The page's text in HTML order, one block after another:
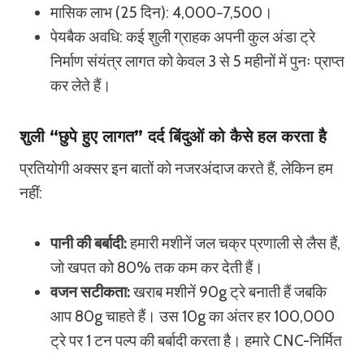
मासिक लाभ (25 दिन): 4,000−7,500।
पेयबैक अवधि: कई शुली ग्राहक अपनी कुल अंडा ट्रे
निर्माण संयंत्र लागत को केवल 3 से 5 महीनों में पुनः प्राप्त
कर लेते हैं।
शुली “छुपे हुए लागत” दर्द बिंदुओं को कैसे हल करता है
प्रतियोगी अक्सर इन बातों को नजरअंदाज करते हैं, लेकिन हम
नहीं:
पानी की बर्बादी:हमारी मशीनें जल चक्र प्रणाली से लैस हैं,
जो खपत को 80% तक कम कर देती हैं।
वजन सटीकता:खराब मशीनें 90g ट्रे बनाती हैं जबकि
आप 80g चाहते हैं। उस 10g का अंतर हर 100,000
ट्रे पर 1 टन पल्प की बर्बादी करता है। हमारे CNC-निर्मित